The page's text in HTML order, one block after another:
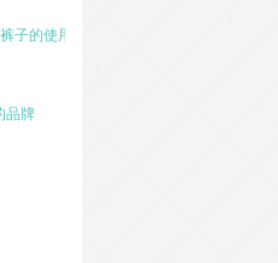
子的使用率高吗？
品牌